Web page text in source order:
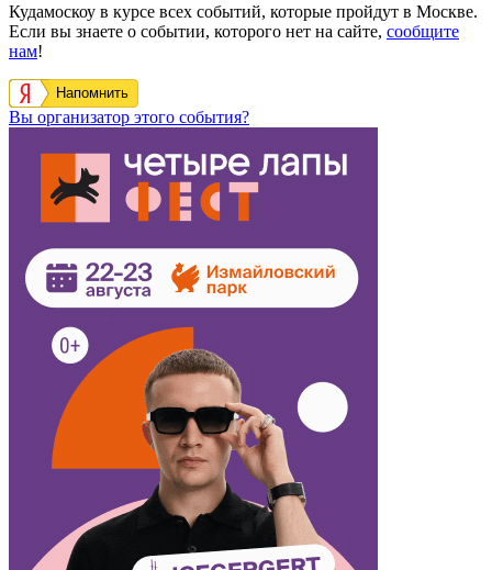
Кудамоскоу в курсе всех событий, которые пройдут в Москве.
Если вы знаете о событии, которого нет на сайте, сообщите
нам!
Напомнить
Вы организатор этого события?